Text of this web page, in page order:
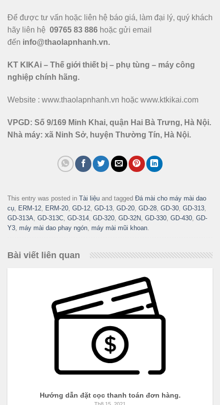
Để được tư vấn hoặc liên hệ báo giá, làm đại lý, quý khách
hãy liên hệ 09765 83 886 hoặc gửi email
đến info@thaolapnhanh.vn.
KT KIKAi – Thế giới thiết bị – phụ tùng – máy công
nghiệp chính hãng.
Website : www.thaolapnhanh.vn hoặc www.ktkikai.com
VPGD: Số 9/169 Minh Khai, quận Hai Bà Trưng, Hà Nội.
Nhà máy: xã Ninh Sở, huyện Thường Tín, Hà Nội.
This entry was posted in Tài liệu and tagged Đá mài cho máy mài dao
cụ
ERM-12 ERM-20 GD-12 GD-13 GD-20 GD-28 GD-30 GD-313
GD-313A GD-313C GD-314 GD-320 GD-32N GD-330 GD-430 GD-
Y3 máy mài dao phay ngón máy mài mũi khoan
Bài viết liên quan
Hướng dẫn đặt cọc thanh toán đơn hàng.